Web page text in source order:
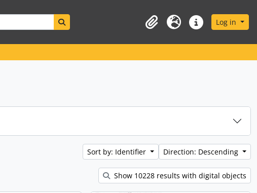
ClipboardLanguageQuick linksLog in
Sort by: Identifier Direction: Descending
Show 10228 results with digital objects